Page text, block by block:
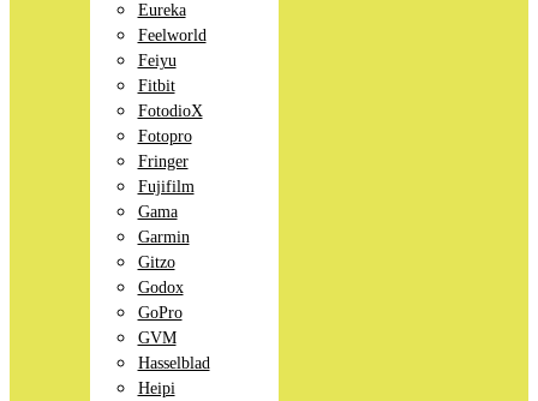
Eureka
Feelworld
Feiyu
Fitbit
FotodioX
Fotopro
Fringer
Fujifilm
Gama
Garmin
Gitzo
Godox
GoPro
GVM
Hasselblad
Heipi